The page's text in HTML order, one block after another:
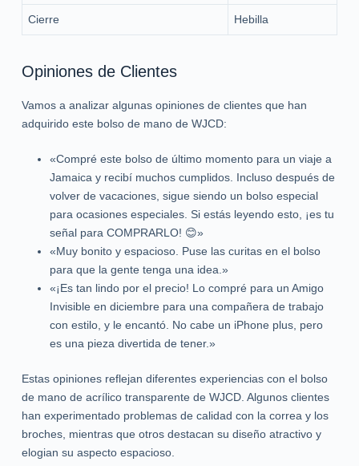
Cierre Hebilla
Opiniones de Clientes
Vamos a analizar algunas opiniones de clientes que han
adquirido este bolso de mano de WJCD:
«Compré este bolso de último momento para un viaje a
Jamaica y recibí muchos cumplidos. Incluso después de
volver de vacaciones, sigue siendo un bolso especial
para ocasiones especiales. Si estás leyendo esto, ¡es tu
señal para COMPRARLO! 😊»
«Muy bonito y espacioso. Puse las curitas en el bolso
para que la gente tenga una idea.»
«¡Es tan lindo por el precio! Lo compré para un Amigo
Invisible en diciembre para una compañera de trabajo
con estilo, y le encantó. No cabe un iPhone plus, pero
es una pieza divertida de tener.»
Estas opiniones reflejan diferentes experiencias con el bolso
de mano de acrílico transparente de WJCD. Algunos clientes
han experimentado problemas de calidad con la correa y los
broches, mientras que otros destacan su diseño atractivo y
elogian su aspecto espacioso.